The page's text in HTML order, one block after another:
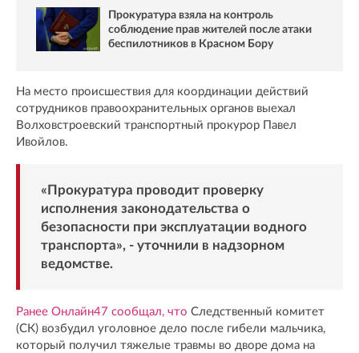
Прокуратура взяла на контроль
соблюдение прав жителей после атаки
беспилотников в Красном Бору
На место происшествия для координации действий
сотрудников правоохранительных органов выехал
Волховстроевский транспортный прокурор Павел
Ивойлов.
«Прокуратура проводит проверку
исполнения законодательства о
безопасности при эксплуатации водного
транспорта», - уточнили в надзорном
ведомстве.
Ранее Онлайн47 сообщал, что Следственный комитет
(СК) возбудил уголовное дело после гибели мальчика,
который получил тяжелые травмы во дворе дома на